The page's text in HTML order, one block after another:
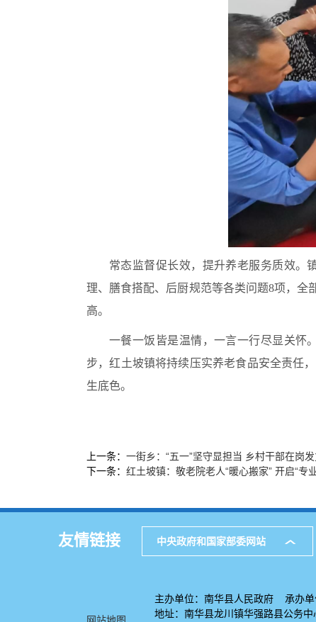
常态监督促长效，提升养老服务质效。
理、膳食搭配、后厨规范等各类问题8项，
高。
一餐一饭皆是温情，一言一行尽显关怀
步，红土坡镇将持续压实养老食品安全责任
生底色。
上一条： 一街乡：“五一”坚守显担当 乡村干部在岗
下一条： 红土坡镇：敬老院老人“暖心搬家” 开启“专
友情链接 中央政府和国家部委网站
网站地图
主办单位：南华县人民政府 承办单
地址：南华县龙川镇华强路县公